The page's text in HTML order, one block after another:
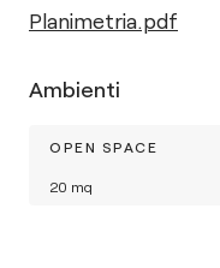
Planimetria.pdf
Ambienti
OPEN SPACE
20 mq